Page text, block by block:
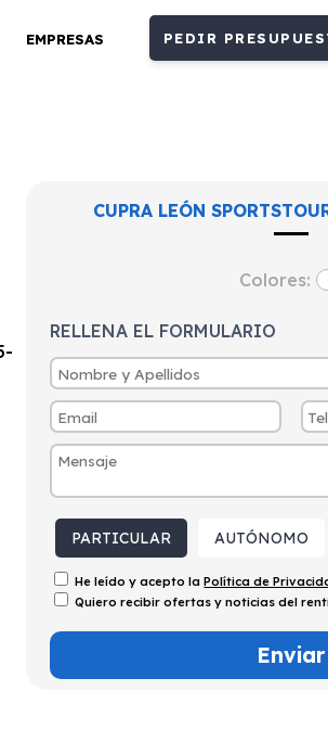
EMPRESAS PEDIR
Consumo
5,9l/100km
CUPRA LEÓN
Colores:
RELLENA EL FORMULARIO
PARTICULAR AUTÓNOMO
He leído y acepto laPolítica de
Quiero recibir ofertas y noticias del